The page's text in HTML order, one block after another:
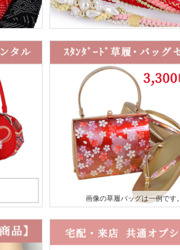
画像の草履バッグは一例です